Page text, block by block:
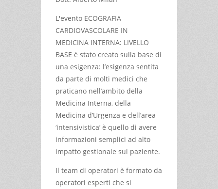
L'evento ECOGRAFIA
CARDIOVASCOLARE IN
MEDICINA INTERNA: LIVELLO
BASE è stato creato sulla base di
una esigenza: l’esigenza sentita
da parte di molti medici che
praticano nell’ambito della
Medicina Interna, della
Medicina d’Urgenza e dell’area
‘intensivistica’ è quello di avere
informazioni semplici ad alto
impatto gestionale sul paziente.
Il team di operatori è formato da
operatori esperti che si